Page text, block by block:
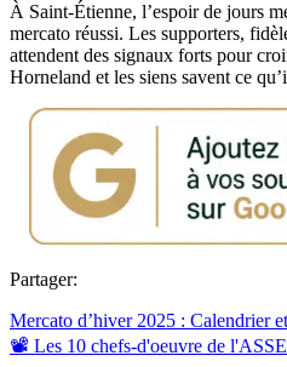
À Saint-Étienne, l’espoir de jours
mercato réussi. Les supporters,
attendent des signaux forts pour
Horneland et les siens savent ce
Partager:
Mercato d’hiver 2025 : Calendrier
📽️ Les 10 chefs-d'oeuvre de